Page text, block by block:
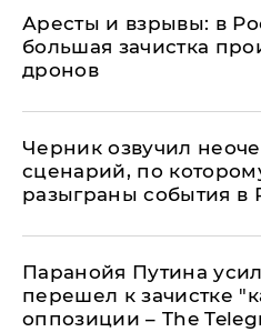
Аресты и взрывы: в
большая зачистка
дронов
Черник озвучил
сценарий, по
разыграны события в
Паранойя Путина
перешел к зачистке
оппозиции – The